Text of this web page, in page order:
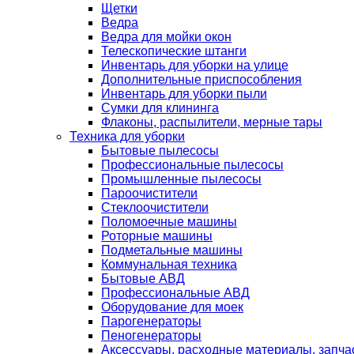
Щетки
Ведра
Ведра для мойки окон
Телескопические штанги
Инвентарь для уборки на улице
Дополнительные приспособления
Инвентарь для уборки пыли
Сумки для клининга
Флаконы, распылители, мерные тары
Техника для уборки
Бытовые пылесосы
Профессиональные пылесосы
Промышленные пылесосы
Пароочистители
Стеклоочистители
Поломоечные машины
Роторные машины
Подметальные машины
Коммунальная техника
Бытовые АВД
Профессиональные АВД
Оборудование для моек
Парогенераторы
Пеногенераторы
Аксессуары, расходные материалы,